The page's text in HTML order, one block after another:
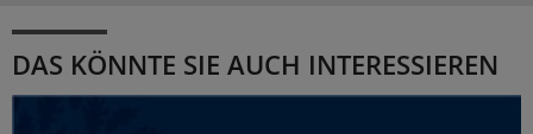
DAS KÖNNTE SIE AUCH INTERESSIEREN